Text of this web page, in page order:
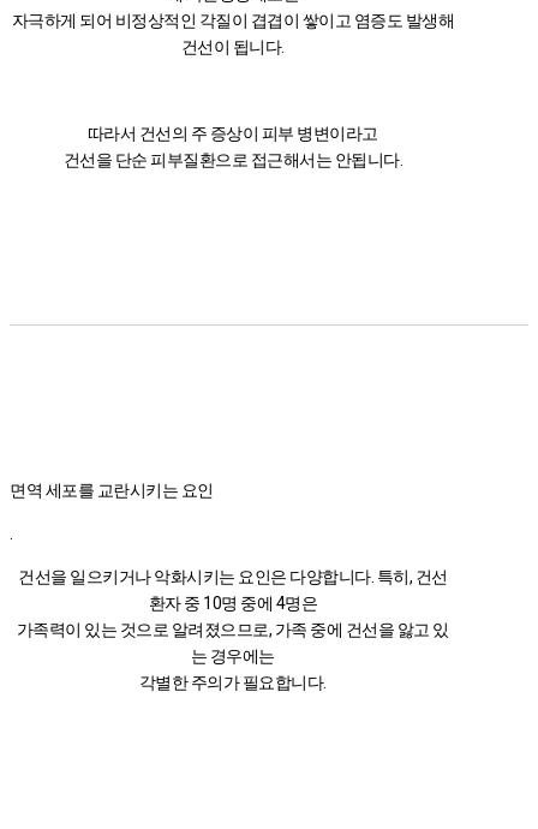
자극하게 되어 비정상적인 각질이 겹겹이 쌓이고 염증도 발생해
건선이 됩니다.
따라서 건선의 주 증상이 피부 병변이라고
건선을 단순 피부질환으로 접근해서는 안됩니다.
면역 세포를 교란시키는 요인
건선을 일으키거나 악화시키는 요인은 다양합니다. 특히, 건선
환자 중 10명 중에 4명은
가족력이 있는 것으로 알려졌으므로, 가족 중에 건선을 앓고 있
는 경우에는
각별한 주의가 필요합니다.